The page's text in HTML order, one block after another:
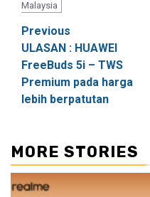
Malaysia
Post
navigation
Previous
ULASAN : HUAWEI
FreeBuds 5i – TWS
Premium pada harga
lebih berpatutan
MORE STORIES